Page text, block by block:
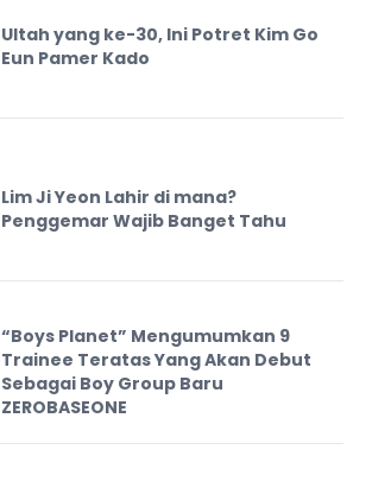
Ultah yang ke-30, Ini Potret Kim Go
Eun Pamer Kado
Lim Ji Yeon Lahir di mana?
Penggemar Wajib Banget Tahu
“Boys Planet” Mengumumkan 9
Trainee Teratas Yang Akan Debut
Sebagai Boy Group Baru
ZEROBASEONE